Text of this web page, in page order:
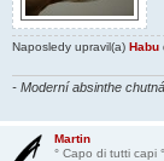
Naposledy upravil(a) Habu
- Moderní absinthe
Martin
° Capo di tutti capi °